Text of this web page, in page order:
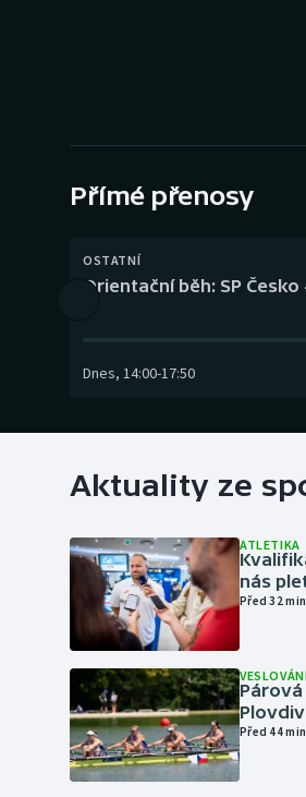
Přímé přenosy
OSTATNÍ
Orientační běh: SP
Dnes, 14:00-17:50
Aktuality ze
ATLETIKA
nás
Před 32 min
Před 44 min